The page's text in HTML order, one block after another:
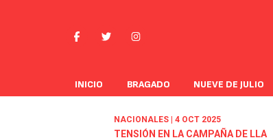
INICIO BRAGADO NUEVE DE JULIO
NACIONALES | 4 OCT 2025
TENSIÓN EN LA CAMPAÑA DE LLA